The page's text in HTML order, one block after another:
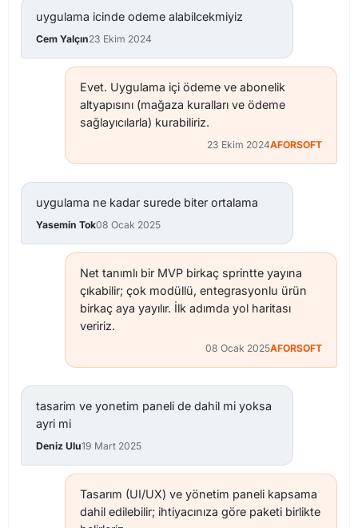
uygulama icinde odeme alabilcekmiyiz
Cem Yalçın23 Ekim 2024
Evet. Uygulama içi ödeme ve abonelik
altyapısını (mağaza kuralları ve ödeme
sağlayıcılarla) kurabiliriz.
23 Ekim 2024AFORSOFT
uygulama ne kadar surede biter ortalama
Yasemin Tok08 Ocak 2025
Net tanımlı bir MVP birkaç sprintte yayına
çıkabilir; çok modüllü, entegrasyonlu ürün
birkaç aya yayılır. İlk adımda yol haritası
veririz.
08 Ocak 2025AFORSOFT
tasarim ve yonetim paneli de dahil mi yoksa
ayri mi
Deniz Ulu19 Mart 2025
Tasarım (UI/UX) ve yönetim paneli kapsama
dahil edilebilir; ihtiyacınıza göre paketi birlikte